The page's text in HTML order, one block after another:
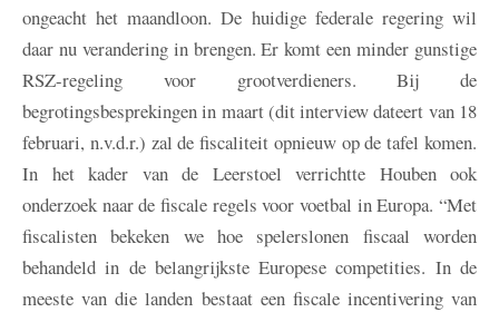
ongeacht het maandloon. De huidige federale regering wil
daar nu verandering in brengen. Er komt een minder gunstige
RSZ-regeling voor grootverdieners. Bij de
begrotingsbesprekingen in maart (dit interview dateert van 18
februari, n.v.d.r.) zal de fiscaliteit opnieuw op de tafel komen.
In het kader van de Leerstoel verrichtte Houben ook
onderzoek naar de fiscale regels voor voetbal in Europa. “Met
fiscalisten bekeken we hoe spelerslonen fiscaal worden
behandeld in de belangrijkste Europese competities. In de
meeste van die landen bestaat een fiscale incentivering van